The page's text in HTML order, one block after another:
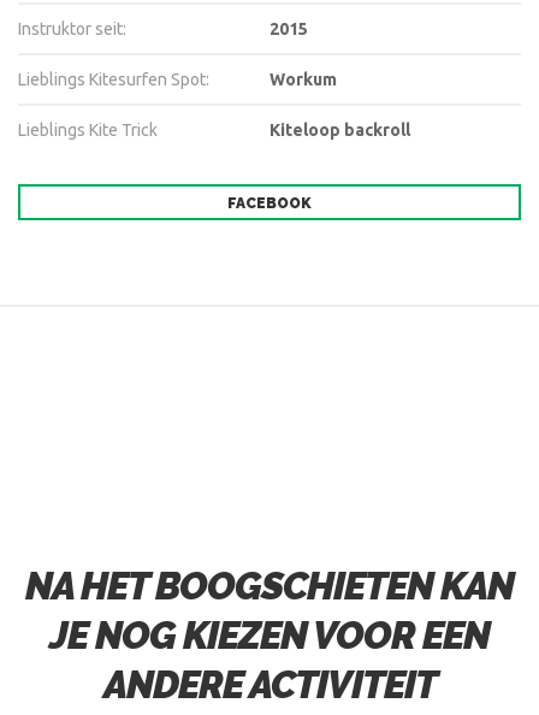
Instruktor seit: 2015
Lieblings Kitesurfen Spot: Workum
Lieblings Kite Trick Kiteloop backroll
FACEBOOK
NA HET BOOGSCHIETEN KAN
JE NOG KIEZEN VOOR EEN
ANDERE ACTIVITEIT